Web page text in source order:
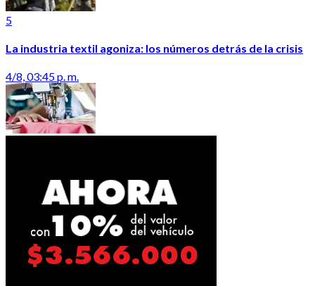
5
La industria textil agoniza: los números detrás de la crisis
4/8, 03:45 p. m.